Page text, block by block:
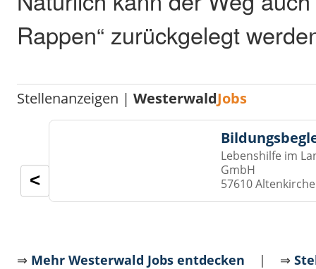
Rappen“ zurückgelegt
Stellenanzeigen |WesterwaldJobs
Lebenshilfe im
GmbH
57610
<
⇒ Mehr Westerwald Jobs entdecken | ⇒